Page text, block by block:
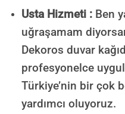
Usta Hizmeti :Ben
uğraşamam
Dekoros duvar
profesyonelce
Türkiye’nin bir çok
yardımcı oluyoruz.